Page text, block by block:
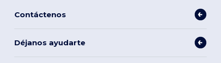
Contáctenos
Déjanos ayudarte